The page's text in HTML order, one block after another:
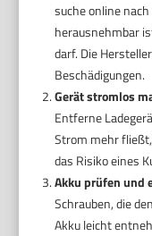
suche online
herausnehmbar
darf. Die
Beschädigungen.
Gerät stromlos
Entferne
Strom mehr
das Risiko eines
Akku prüfen und
Schrauben, die
Akku leicht